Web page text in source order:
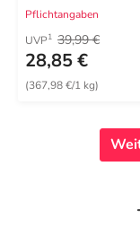
Pflichtangaben
UVP1 39,99 €
28,85 €
(367,98 €/1 kg)